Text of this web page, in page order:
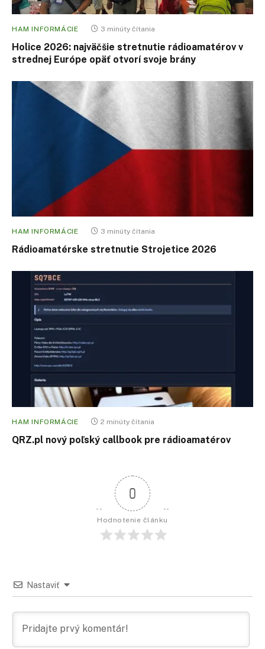
HAM INFORMÁCIE 3 minúty čítania
Holice 2026: najväčšie stretnutie rádioamatérov v
strednej Európe opäť otvorí svoje brány
HAM INFORMÁCIE 3 minúty čítania
Rádioamatérske stretnutie Strojetice 2026
HAM INFORMÁCIE 2 minúty čítania
QRZ.pl nový poľský callbook pre rádioamatérov
0
Hodnotenie článku
Nastaviť